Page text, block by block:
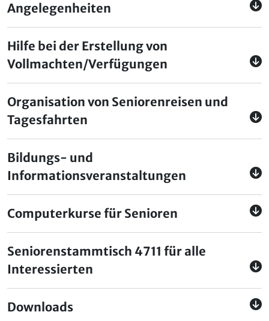
Angelegenheiten
Hilfe bei der Erstellung von
Vollmachten/Verfügungen
Organisation von Seniorenreisen und
Tagesfahrten
Bildungs- und
Informationsveranstaltungen
Computerkurse für Senioren
Seniorenstammtisch 4711 für alle
Interessierten
Downloads